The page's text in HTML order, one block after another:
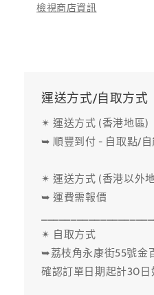
檢視商店資訊
運送方式/自取方式
✴ 運送方式 (香港地區)
➥ 順豐到付 - 自取點/
✴ 運送方式 (香港以外
➥ 運費需報價
✴ 自取方式
➥荔枝角永康街55號金
確認訂單日期起計30